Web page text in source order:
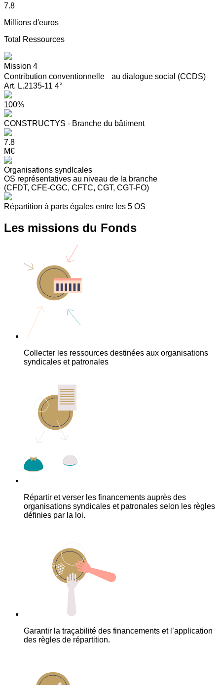
7.8
Millions d'euros
Total Ressources
Mission 4
Contribution conventionnelle au dialogue social (CCDS)
Art. L.2135-11 4°
100%
CONSTRUCTYS - Branche du bâtiment
7.8
M€
Organisations syndIcales
OS représentatives au niveau de la branche
(CFDT, CFE-CGC, CFTC, CGT, CGT-FO)
Répartition à parts égales entre les 5 OS
Les missions du Fonds
Collecter les ressources destinées aux organisations
syndicales et patronales
Répartir et verser les financements auprès des
organisations syndicales et patronales selon les règles
définies par la loi.
Garantir la traçabilité des financements et l’application
des règles de répartition.